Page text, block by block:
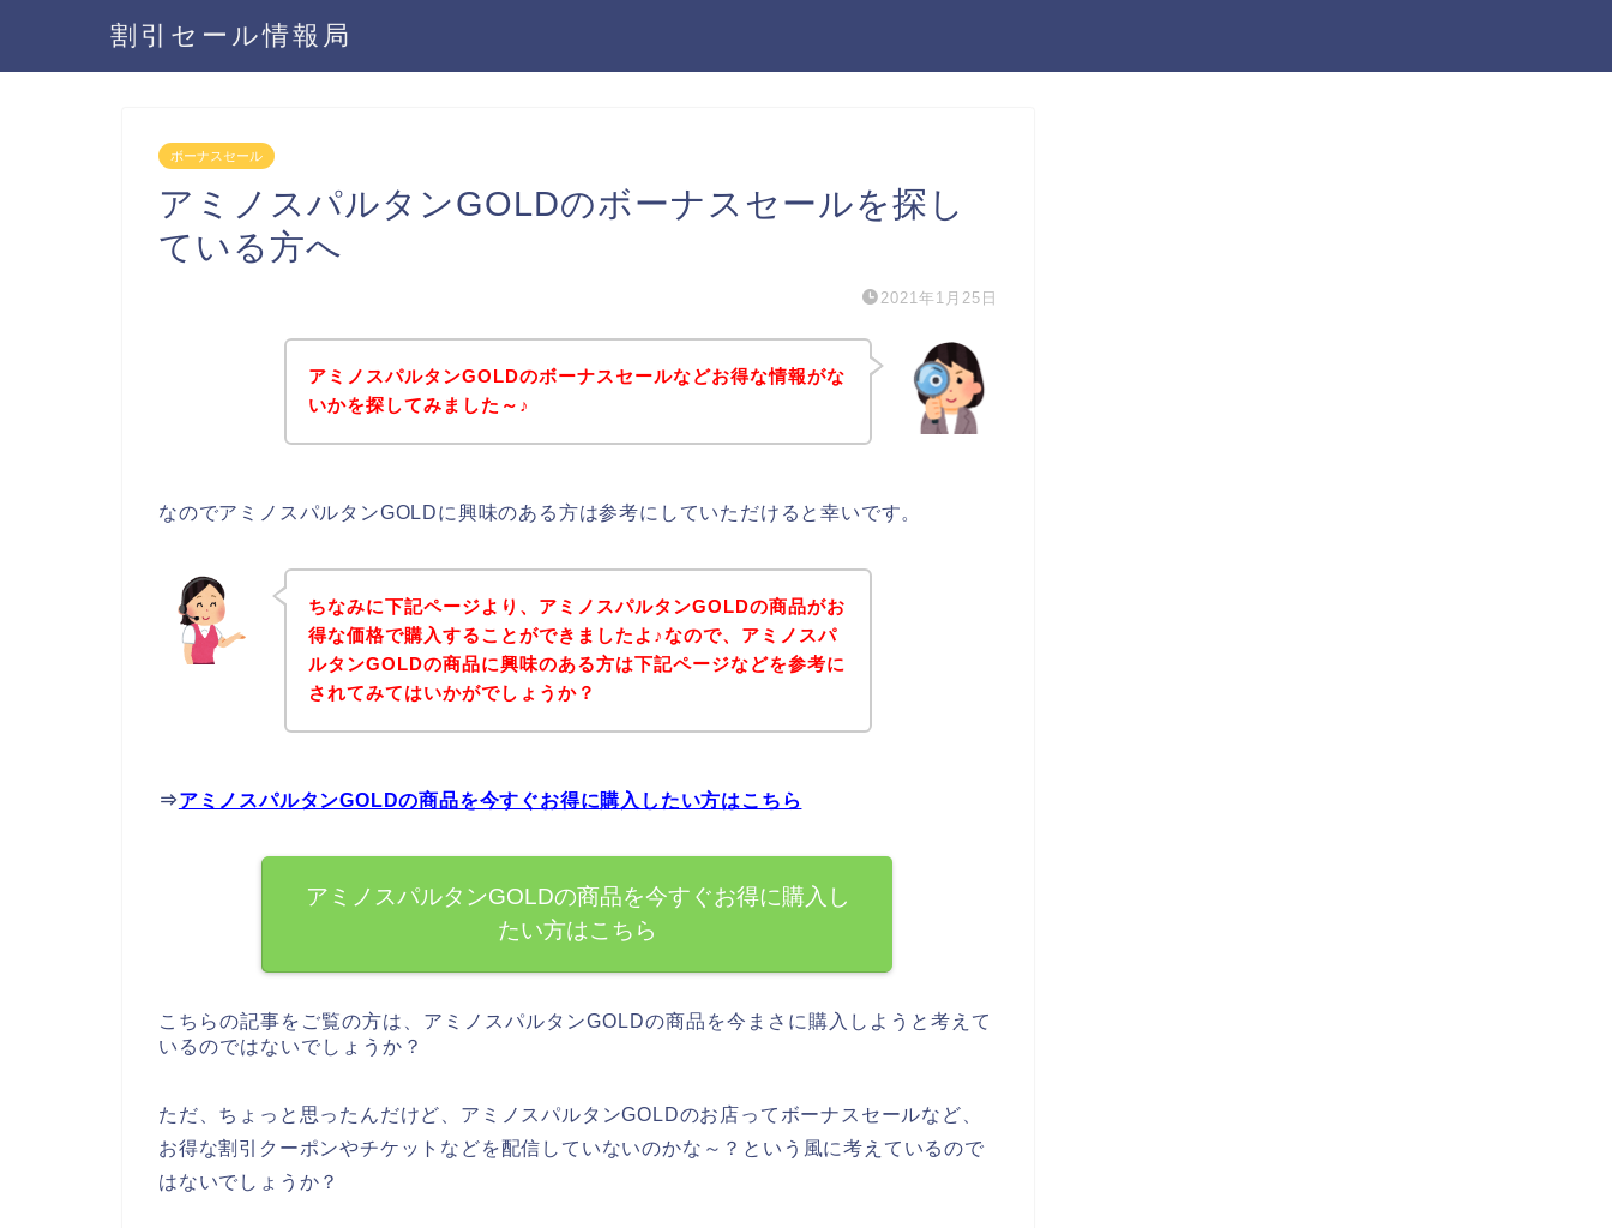
割引セール情報局
ボーナスセール
アミノスパルタンGOLDのボーナスセールを探し
ている方へ
2021年1月25日
アミノスパルタンGOLDのボーナスセールなどお得な情報がな
いかを探してみました～♪
なのでアミノスパルタンGOLDに興味のある方は参考にしていただけると幸いです。
ちなみに下記ページより、アミノスパルタンGOLDの商品がお
得な価格で購入することができましたよ♪なので、アミノスパ
ルタンGOLDの商品に興味のある方は下記ページなどを参考に
されてみてはいかがでしょうか？
⇒アミノスパルタンGOLDの商品を今すぐお得に購入したい方はこちら
アミノスパルタンGOLDの商品を今すぐお得に購入し
たい方はこちら
こちらの記事をご覧の方は、アミノスパルタンGOLDの商品を今まさに購入しようと考えて
いるのではないでしょうか？
ただ、ちょっと思ったんだけど、アミノスパルタンGOLDのお店ってボーナスセールなど、
お得な割引クーポンやチケットなどを配信していないのかな～？という風に考えているので
はないでしょうか？